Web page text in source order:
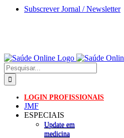
Skip
Subscrever Jornal / Newsletter
Pesquisar
LOGIN PROFISSIONAIS
JMF
ESPECIAIS
Update em
medicina